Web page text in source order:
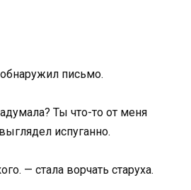
письмо.
Ты что-то от меня
испуганно.
— стала ворчать старуха.